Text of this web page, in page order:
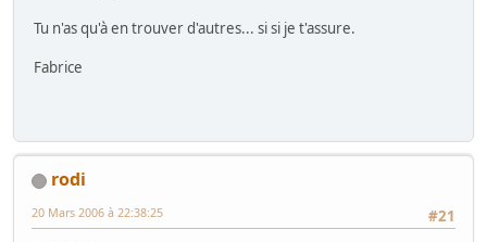
Tu n'as qu'à en trouver d'autres... si si je t'assure.
Fabrice
rodi
#21
20 Mars 2006 à 22:38:25